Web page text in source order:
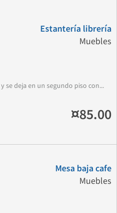
Estantería librería
Muebles
se deja en un segundo piso con...
¤85.00
Mesa baja cafe
Muebles